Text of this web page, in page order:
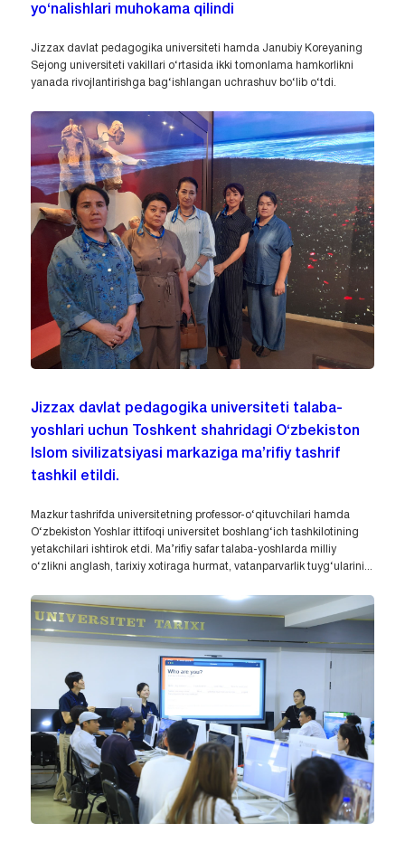
yo‘nalishlari muhokama qilindi
Jizzax davlat pedagogika universiteti hamda Janubiy Koreyaning
Sejong universiteti vakillari o‘rtasida ikki tomonlama hamkorlikni
yanada rivojlantirishga bag‘ishlangan uchrashuv bo‘lib o‘tdi.
Jizzax davlat pedagogika universiteti talaba-
yoshlari uchun Toshkent shahridagi O‘zbekiston
Islom sivilizatsiyasi markaziga ma’rifiy tashrif
tashkil etildi.
Mazkur tashrifda universitetning professor-o‘qituvchilari hamda
O‘zbekiston Yoshlar ittifoqi universitet boshlang‘ich tashkilotining
yetakchilari ishtirok etdi. Ma’rifiy safar talaba-yoshlarda milliy
o‘zlikni anglash, tarixiy xotiraga hurmat, vatanparvarlik tuyg‘ularini...